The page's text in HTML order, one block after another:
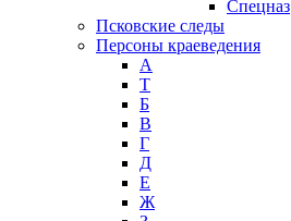
Спецназ
Псковские следы
Персоны краеведения
А
T
Б
В
Г
Д
Е
Ж